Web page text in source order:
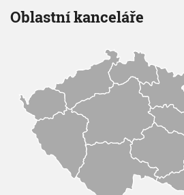
I
G
Oblastní kanceláře